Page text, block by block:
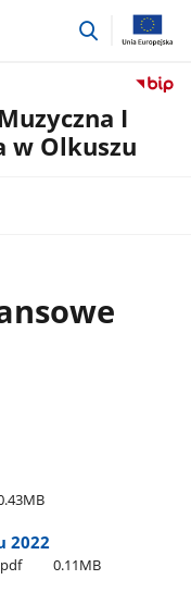
przejdź
I
w Olkuszu
2022
0.11MB